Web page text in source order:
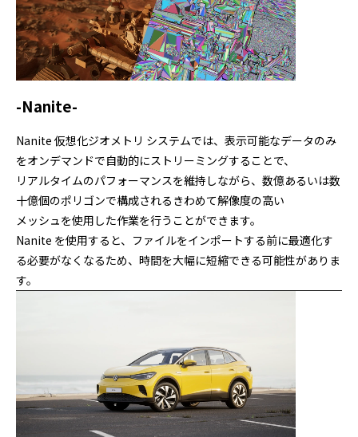
-Nanite-
Nanite 仮想化ジオメトリ システムでは、表示可能なデータのみ
をオンデマンドで自動的にストリーミングすることで、
リアルタイムのパフォーマンスを維持しながら、数億あるいは数
十億個のポリゴンで構成されるきわめて解像度の高い
メッシュを使用した作業を行うことができます。
Nanite を使用すると、ファイルをインポートする前に最適化す
る必要がなくなるため、時間を大幅に短縮できる可能性がありま
す。